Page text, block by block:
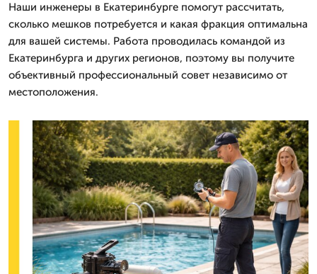
Наши инженеры в Екатеринбурге помогут рассчитать,
сколько мешков потребуется и какая фракция оптимальна
для вашей системы. Работа проводилась командой из
Екатеринбурга и других регионов, поэтому вы получите
объективный профессиональный совет независимо от
местоположения.